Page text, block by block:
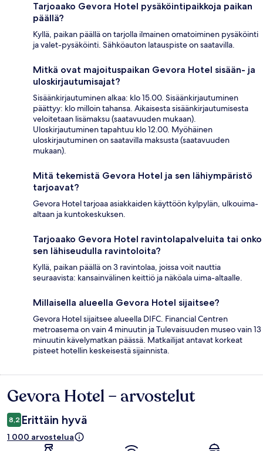
Tarjoaako Gevora Hotel pysäköintipaikkoja paikan
päällä?
Kyllä, paikan päällä on tarjolla ilmainen omatoiminen pysäköinti
ja valet-pysäköinti. Sähköauton latauspiste on saatavilla.
Mitkä ovat majoituspaikan Gevora Hotel sisään- ja
uloskirjautumisajat?
Sisäänkirjautuminen alkaa: klo 15.00. Sisäänkirjautuminen
päättyy: klo milloin tahansa. Aikaisesta sisäänkirjautumisesta
veloitetaan lisämaksu (saatavuuden mukaan).
Uloskirjautuminen tapahtuu klo 12.00. Myöhäinen
uloskirjautuminen on saatavilla maksusta (saatavuuden
mukaan).
Mitä tekemistä Gevora Hotel ja sen lähiympäristö
tarjoavat?
Gevora Hotel tarjoaa asiakkaiden käyttöön kylpylän, ulkouima-
altaan ja kuntokeskuksen.
Tarjoaako Gevora Hotel ravintolapalveluita tai onko
sen lähiseudulla ravintoloita?
Kyllä, paikan päällä on 3 ravintolaa, joissa voit nauttia
seuraavista: kansainvälinen keittiö ja näköala uima-altaalle.
Millaisella alueella Gevora Hotel sijaitsee?
Gevora Hotel sijaitsee alueella DIFC. Financial Centren
metroasema on vain 4 minuutin ja Tulevaisuuden museo vain 13
minuutin kävelymatkan päässä. Matkailijat antavat korkeat
pisteet hotellin keskeisestä sijainnista.
Arvostelut
Gevora Hotel – arvostelut
8,2 Erittäin hyvä
1 000 arvostelua